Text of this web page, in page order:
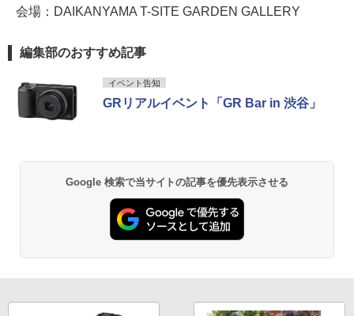
会場：DAIKANYAMA T-SITE GARDEN GALLERY
編集部のおすすめ記事
イベント告知
GRリアルイベント「GR Bar in 渋谷」
Google 検索で当サイトの記事を優先表示させる